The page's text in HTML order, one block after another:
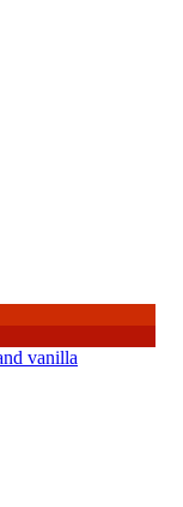
vanilla